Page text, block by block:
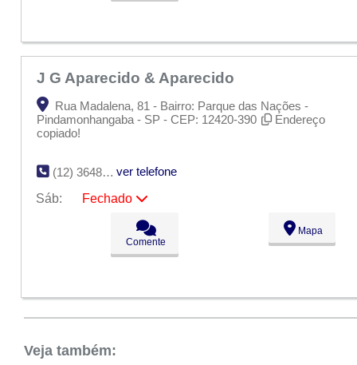
J G Aparecido & Aparecido
Rua Madalena, 81 - Bairro: Parque das Nações -
Pindamonhangaba - SP - CEP: 12420-390
Endereço
copiado!
(12) 3648-5708
ver telefone
Sáb:
Fechado
09:00 - 18:00
09:00 - 18:00
09:00 - 18:00
Comente
Mapa
Veja também: